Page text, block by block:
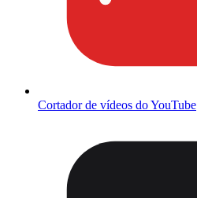
Cortador de vídeos do YouTube